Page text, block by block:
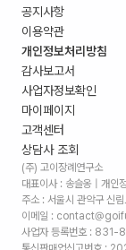
공지사항
이용약관
개인정보처리방침
감사보고서
사업자정보확인
마이페이지
고객센터
상담사 조회
(주) 고이장례연구소
대표이사 : 송슬옹 | 개인
주소 : 서울시 관악구 신
이메일 :
사업자 등록번호 :